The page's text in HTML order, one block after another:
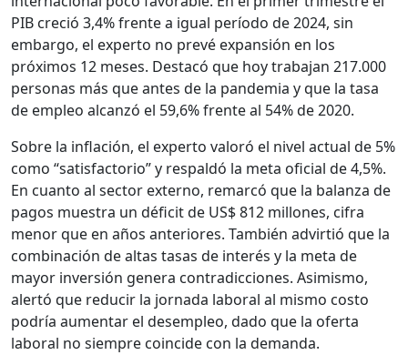
PIB creció 3,4% frente a igual período de 2024, sin
embargo, el experto no prevé expansión en los
próximos 12 meses. Destacó que hoy trabajan 217.000
personas más que antes de la pandemia y que la tasa
de empleo alcanzó el 59,6% frente al 54% de 2020.
Sobre la inflación, el experto valoró el nivel actual de 5%
como “satisfactorio” y respaldó la meta oficial de 4,5%.
En cuanto al sector externo, remarcó que la balanza de
pagos muestra un déficit de US$ 812 millones, cifra
menor que en años anteriores. También advirtió que la
combinación de altas tasas de interés y la meta de
mayor inversión genera contradicciones. Asimismo,
alertó que reducir la jornada laboral al mismo costo
podría aumentar el desempleo, dado que la oferta
laboral no siempre coincide con la demanda.